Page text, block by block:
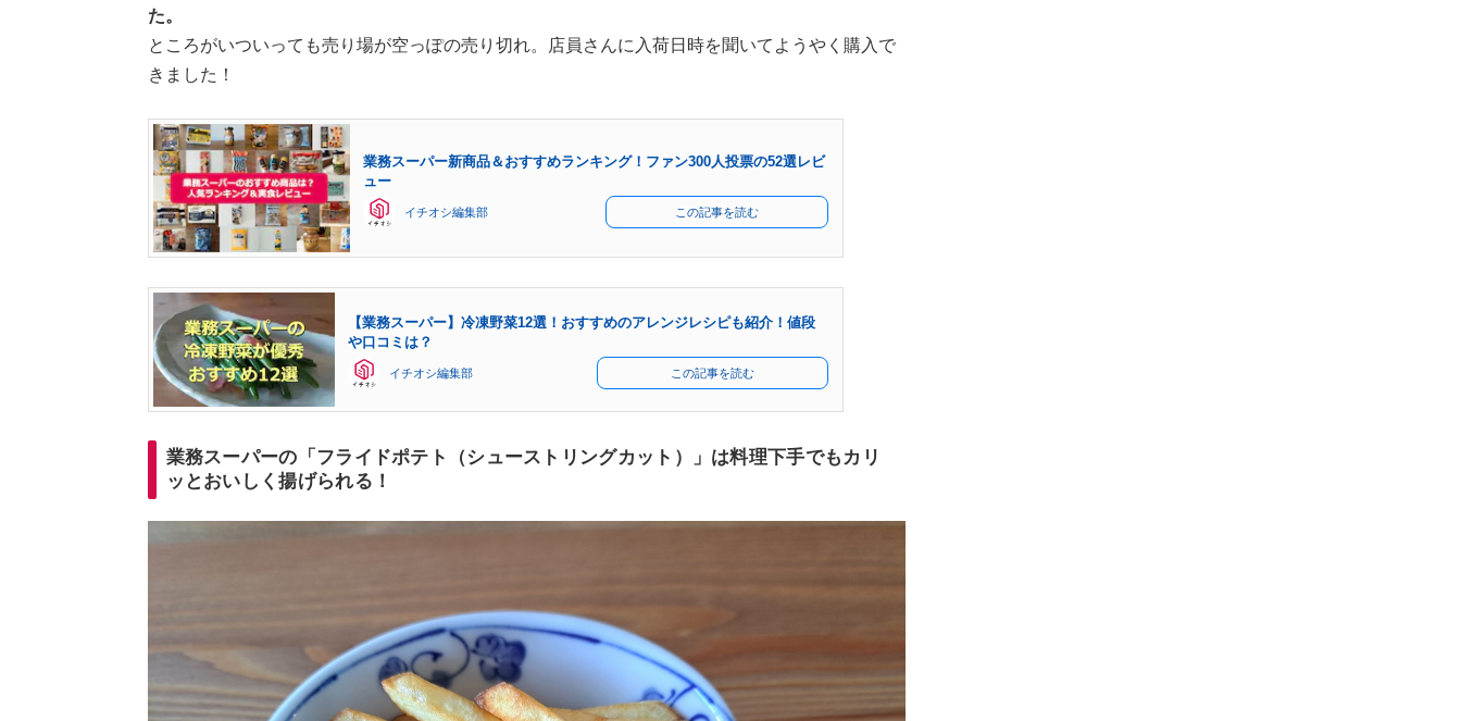
た。
ところがいついっても売り場が空っぽの売り切れ。店員さんに入荷日時を聞いてようやく購入で
きました！
業務スーパー新商品＆おすすめランキング！ファン300人投票の52選レビ
ュー
イチオシ編集部 この記事を読む
【業務スーパー】冷凍野菜12選！おすすめのアレンジレシピも紹介！値段
や口コミは？
イチオシ編集部 この記事を読む
業務スーパーの「フライドポテト（シューストリングカット）」は料理下手でもカリ
ッとおいしく揚げられる！